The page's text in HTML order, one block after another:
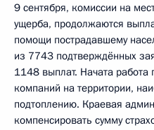
9 сентября, комиссии на
ущерба, продолжаются
помощи пострадавшему
из 7743 подтверждённых
1148 выплат. Начата
компаний на территории,
подтоплению. Краевая
компенсировать сумму